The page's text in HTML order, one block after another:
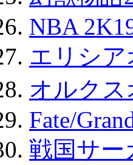
NBA
エリシア
オルクス
Fate/
戦国サー